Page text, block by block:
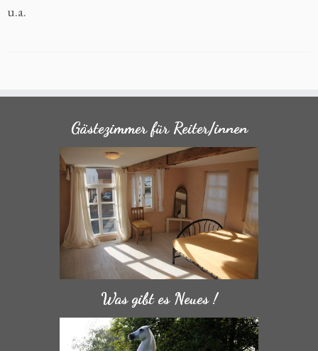
u.a.
Gästezimmer für Reiter/innen
Was gibt es Neues !